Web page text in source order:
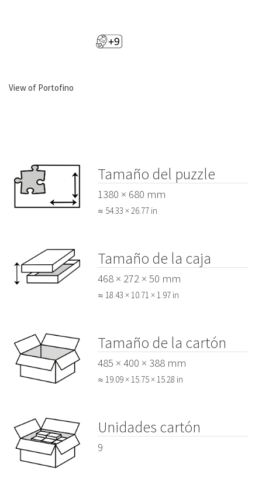
View of Portofino
Tamaño del puzzle
1380 × 680 mm
≈ 54.33 × 26.77 in
Tamaño de la caja
468 × 272 × 50 mm
≈ 18.43 × 10.71 × 1.97 in
Tamaño de la cartón
485 × 400 × 388 mm
≈ 19.09 × 15.75 × 15.28 in
Unidades cartón
9